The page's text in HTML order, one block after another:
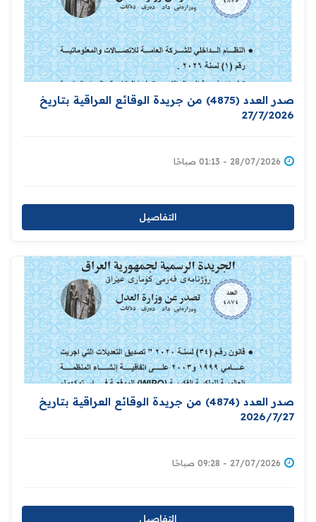
صدر العدد (4875) من جريدة الوقائع العراقية بتاريخ
27/7/2026
28/07/2026 - 01:13 صباحًا
التفاصيل
صدر العدد (4874) من جريدة الوقائع العراقية بتاريخ
2026/7/27
27/07/2026 - 09:28 صباحًا
التفاصيل